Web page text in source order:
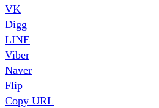
VK
Digg
LINE
Viber
Naver
Flip
Copy URL